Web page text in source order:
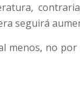
seguirá
menos, no